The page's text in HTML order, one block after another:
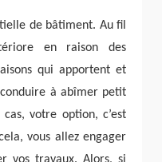
de bâtiment. Au fil
en raison des
qui apportent et
à abîmer petit
votre option, c’est
vous allez engager